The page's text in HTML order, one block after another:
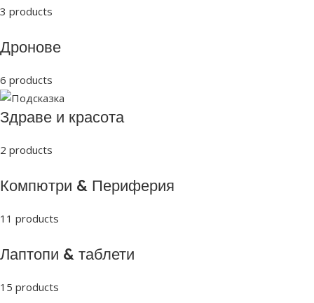
3 products
Дронове
6 products
Здраве и красота
2 products
Компютри & Периферия
11 products
Лаптопи & таблети
15 products